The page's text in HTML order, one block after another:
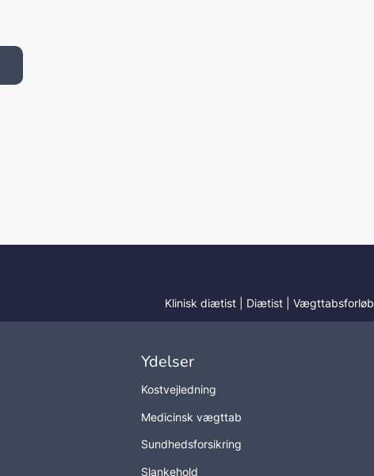
Klinisk diætist Diætist Vægttabsforløb
Ydelser
Kostvejledning
Medicinsk vægttab
Sundhedsforsikring
Slankehold